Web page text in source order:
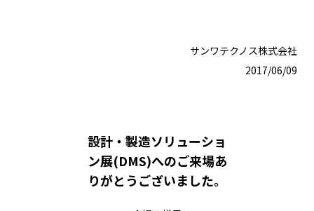
サンワテクノス株式会社
2017/06/09
設計・製造ソリューショ
ン展(DMS)へのご来場あ
りがとうございました。